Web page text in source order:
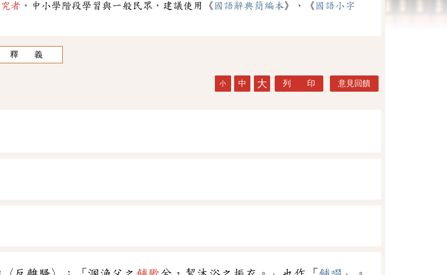
者 ，中小學階段學習與一般民眾，建議使用《 國語辭典簡編本》、《 國語小字
釋 義
小 中 大 列 印 意見回饋